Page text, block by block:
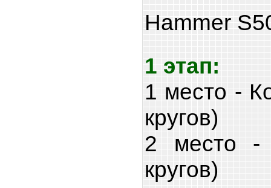
Hammer
1 этап:
1 место -
кругов)
2 место -
кругов)